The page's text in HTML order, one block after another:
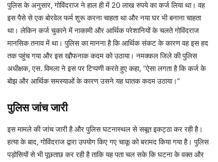
पुलिस के अनुसार, गोविंदराज ने हाल ही में 20 लाख रुपये का कर्ज लिया था। वह
इस पैसे से एक बोरवेल फर्म शुरू करना चाहता था और नया घर भी बनाना चाहता
था। लेकिन कर्ज चुकाने में नाकामी और आर्थिक परेशानियों के चलते गोविंदराज
मानसिक तनाव में था। पुलिस का मानना है कि आर्थिक संकट के कारण वह इस हद
तक पहुंच गया और इस खौ़फनाक कदम को उठाया। नमक्कल जिले की पुलिस
अधीक्षक, एस. विमला ने इस पर टिप्पणी करते हुए कहा, “ऐसा लगता है कि कर्ज के
बोझ और आर्थिक समस्याओं के कारण उसने यह घातक कदम उठाया।”
पुलिस जांच जारी
इस मामले की जांच जारी है और पुलिस घटनास्थल से सबूत इकट्ठा कर रही है।
हत्या के बाद, गोविंदराज द्वारा उपयोग किए गए चाकू को बरामद किया गया है। पुलिस
पड़ोसियों से भी पूछताछ कर रही है ताकि यह पता चल सके कि घटना के वक्त और